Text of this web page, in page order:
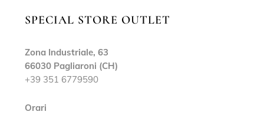
SPECIAL STORE OUTLET
Zona Industriale, 63
66030 Pagliaroni (CH)
+39 351 6779590
Orari